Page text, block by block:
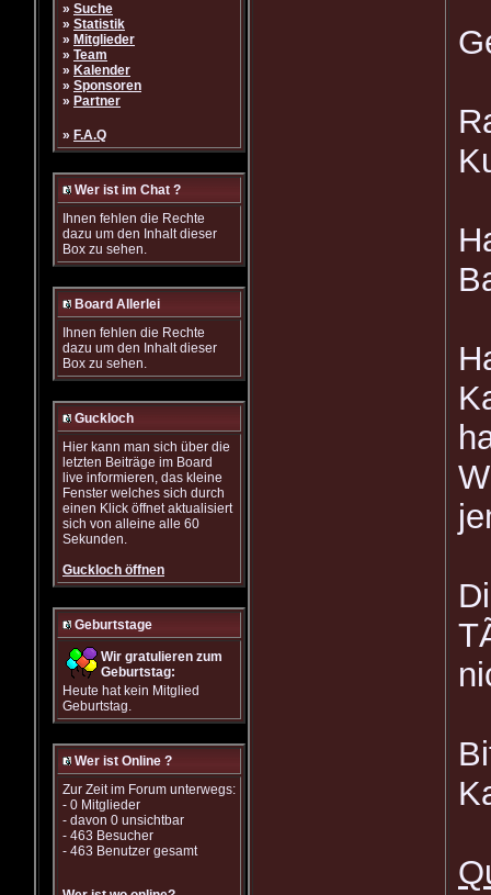
» Suche
» Statistik
» Mitglieder
» Team
» Kalender
» Sponsoren
» Partner
» F.A.Q
Wer ist im Chat ?
Ihnen fehlen die Rechte
dazu um den Inhalt dieser
Box zu sehen.
Board Allerlei
Ihnen fehlen die Rechte
dazu um den Inhalt dieser
Box zu sehen.
Guckloch
Hier kann man sich über die
letzten Beiträge im Board
live informieren, das kleine
Fenster welches sich durch
einen Klick öffnet aktualisiert
sich von alleine alle 60
Sekunden.
Guckloch öffnen
Geburtstage
Wir gratulieren zum
Geburtstag:
Heute hat kein Mitglied
Geburtstag.
Wer ist Online ?
Zur Zeit im Forum unterwegs:
- 0 Mitglieder
- davon 0 unsichtbar
- 463 Besucher
- 463 Benutzer gesamt